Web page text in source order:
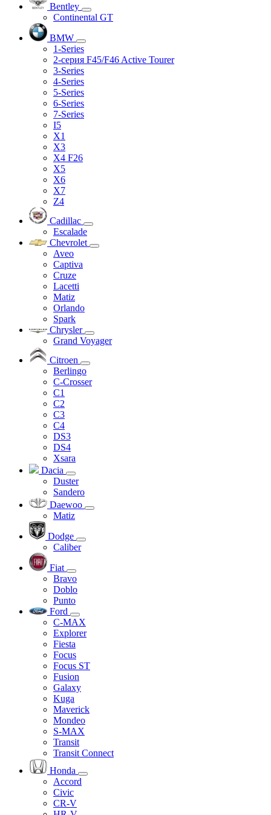
Bentley
Continental GT
BMW
1-Series
2-серия F45/F46 Active Tourer
3-Series
4-Series
5-Series
6-Series
7-Series
I5
X1
X3
X4 F26
X5
X6
X7
Z4
Cadillac
Escalade
Chevrolet
Aveo
Captiva
Cruze
Lacetti
Matiz
Orlando
Spark
Chrysler
Grand Voyager
Citroen
Berlingo
C-Crosser
C1
C2
C3
C4
DS3
DS4
Xsara
Dacia
Duster
Sandero
Daewoo
Matiz
Dodge
Caliber
Fiat
Bravo
Doblo
Punto
Ford
C-MAX
Explorer
Fiesta
Focus
Focus ST
Fusion
Galaxy
Kuga
Maverick
Mondeo
S-MAX
Transit
Transit Connect
Honda
Accord
Civic
CR-V